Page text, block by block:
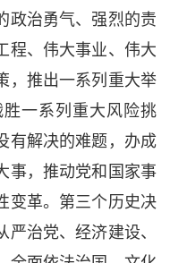
政治勇气、强烈的责
程、伟大事业、伟大
，推出一系列重大举
一系列重大风险挑
有解决的难题，办成
事，推动党和国家事
变革。第三个历史决
治党、经济建设、